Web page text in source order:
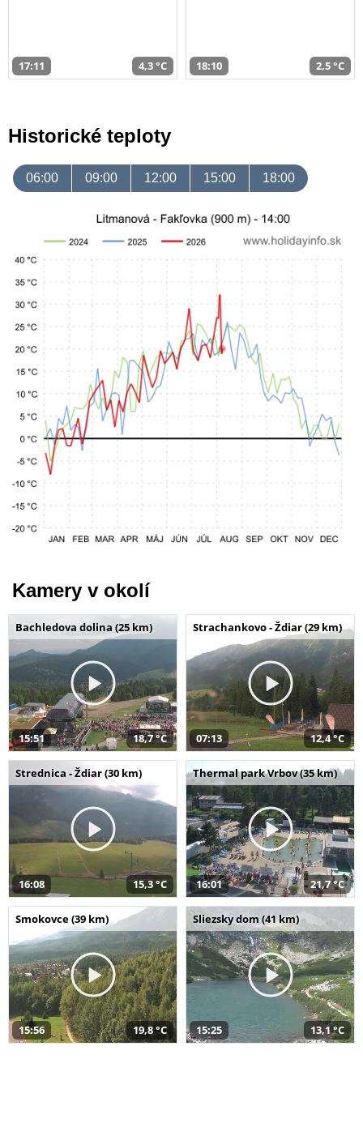
17:11 4,3 °C 18:10 2,5 °C
Historické teploty
06:00 09:00 12:00 15:00 18:00
Kamery v okolí
Bachledova dolina (25 km)
15:51 18,7 °C
Strachankovo - Ždiar (29 km)
07:13 12,4 °C
Strednica - Ždiar (30 km)
16:08 15,3 °C
Thermal park Vrbov (35 km)
16:01 21,7 °C
Smokovce (39 km)
15:56 19,8 °C
Sliezsky dom (41 km)
15:25 13,1 °C